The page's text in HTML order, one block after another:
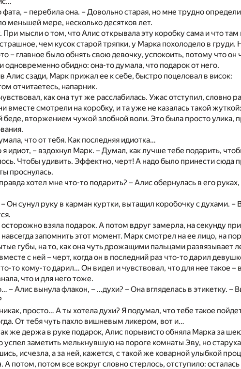
фата, – перебила она. – Довольно старая, но мне трудно
меньшей мере, несколько десятков лет.
При мысли о том, что Алис открывала эту коробку сама и что там
чем кусок старой тряпки, у Марка похолодело в груди.
– главное было обнять свою девочку, успокоить, потому что он
одновременно обидно: она-то думала, что подарок от него.
Алис сзади, Марк прижал ее к себе, быстро поцеловал в висок:
отчитаетесь, напарник.
как она тут же расслабилась. Ужас отступил, словно
вместе смотрели на коробку, и та уже не казалась такой
беде, вторжением чужой злобной воли. Это была просто улика,
что от тебя. Как последняя идиотка…
я идиот, – вздохнул Марк. – Думал, как лучше тебе подарить,
Чтобы удивить. Эффектно, черт! А надо было принести сюда
проснулась.
хотел мне что-то подарить? – Алис обернулась в его
Он сунул руку в карман куртки, вытащил коробочку с духами. –
взяла подарок. А потом вдруг замерла, на секунду
навсегда запомнить этот момент. Марк смотрел на ее лицо, на
губы, на то, как она чуть дрожащими пальцами развязывает
с ней – черт, когда он в последний раз что-то дарил
то кому-то дарил… Он видел и чувствовал, что для нее такое –
что и для него тоже.
– Алис вынула флакон, – …духи? – Она вгляделась в этикетку. –
просто… А ты хотела духи? Я подумал, что тебе такое
От тебя чуть пахло вишневым ликером, вот и…
же держа в руке подарок, Алис порывисто обняла Марка за
успел заметить мелькнувшую на пороге комнаты Эву, но
исчезла, а за ней, кажется, с такой же коварной улыбкой
А потом, потом все вокруг словно стерлось, отступило: